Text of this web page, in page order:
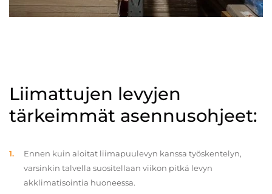
Liimattujen levyjen
tärkeimmät asennusohjeet:
Ennen kuin aloitat liimapuulevyn kanssa työskentelyn,
varsinkin talvella suositellaan viikon pitkä levyn
akklimatisointia huoneessa.